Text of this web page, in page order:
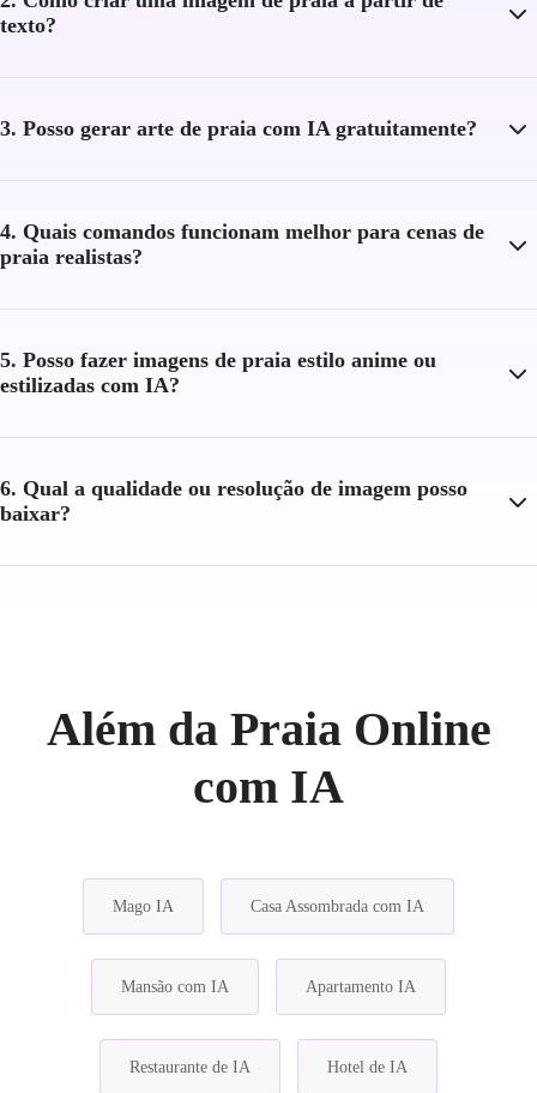
texto?
3. Posso gerar arte de praia com IA gratuitamente?
4. Quais comandos funcionam melhor para cenas de
praia realistas?
5. Posso fazer imagens de praia estilo anime ou
estilizadas com IA?
6. Qual a qualidade ou resolução de imagem posso
baixar?
Além da Praia Online
com IA
Mago IA Casa Assombrada com IA
Mansão com IA Apartamento IA
Restaurante de IA Hotel de IA